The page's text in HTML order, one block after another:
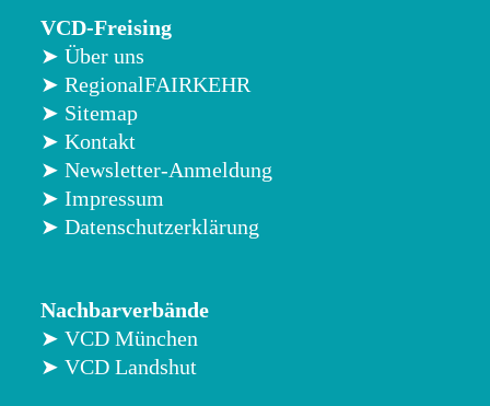
VCD-Freising
➤ Über uns
➤ RegionalFAIRKEHR
➤ Sitemap
➤ Kontakt
➤ Newsletter-Anmeldung
➤ Impressum
➤ Datenschutzerklärung
Nachbarverbände
➤ VCD München
➤ VCD Landshut